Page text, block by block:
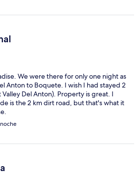
We were there for only one night as
Anton to Boquete. I wish I had stayed 2
Del Anton). Property is great. I
is the 2 km dirt road, but that's what it